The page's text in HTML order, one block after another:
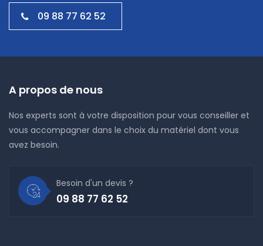
09 88 77 62 52
A propos de nous
Nos experts sont à votre disposition pour vous conseiller et
vous accompagner dans le choix du matériel dont vous
avez besoin.
Besoin d'un devis ?
09 88 77 62 52